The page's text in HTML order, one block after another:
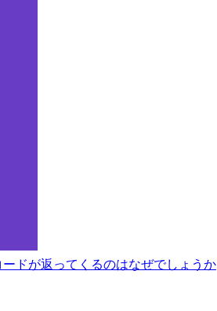
ドが返ってくるのはなぜでしょうか